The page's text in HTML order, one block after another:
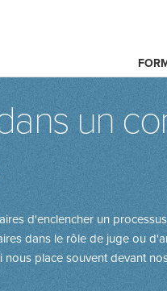
un
d'enclencher un
dans le rôle de juge ou
place souvent devant